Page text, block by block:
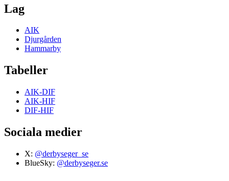
Lag
AIK
Djurgården
Hammarby
Tabeller
AIK-DIF
AIK-HIF
DIF-HIF
Sociala medier
X: @derbyseger_se
BlueSky: @derbyseger.se